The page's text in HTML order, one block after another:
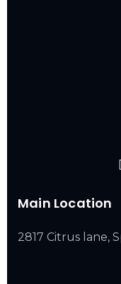
Main Location
2817 Citrus lane,